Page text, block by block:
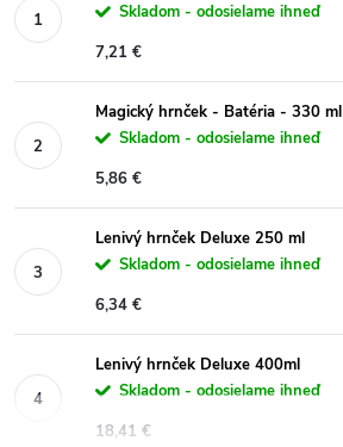
Skladom - odosielame ihneď
7,21 €
Magický hrnček - Batéria - 330 ml
Skladom - odosielame ihneď
5,86 €
Lenivý hrnček Deluxe 250 ml
Skladom - odosielame ihneď
6,34 €
Lenivý hrnček Deluxe 400ml
Skladom - odosielame ihneď
18,41 €